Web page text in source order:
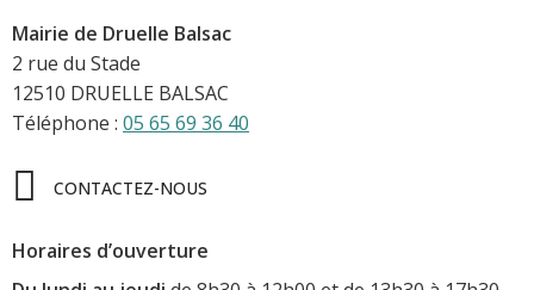
Mairie de Druelle Balsac
2 rue du Stade
12510 DRUELLE BALSAC
Téléphone : 05 65 69 36 40
CONTACTEZ-NOUS
Horaires d’ouverture